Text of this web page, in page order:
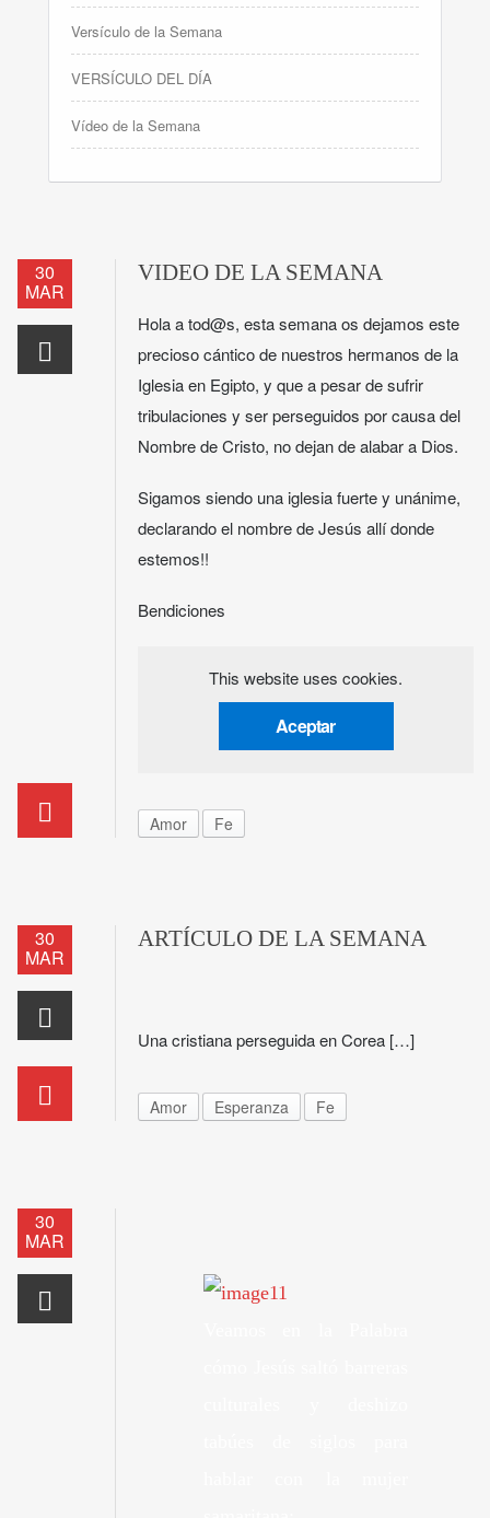
Versículo de la Semana
VERSÍCULO DEL DÍA
Vídeo de la Semana
30
MAR
VIDEO DE LA SEMANA
Hola a tod@s, esta semana os dejamos este
precioso cántico de nuestros hermanos de la
Iglesia en Egipto, y que a pesar de sufrir
tribulaciones y ser perseguidos por causa del
Nombre de Cristo, no dejan de alabar a Dios.
Sigamos siendo una iglesia fuerte y unánime,
declarando el nombre de Jesús allí donde
estemos!!
Bendiciones
This website uses cookies.
Aceptar
Amor Fe
30
MAR
ARTÍCULO DE LA SEMANA
Una cristiana perseguida en Corea […]
Amor Esperanza Fe
30
MAR